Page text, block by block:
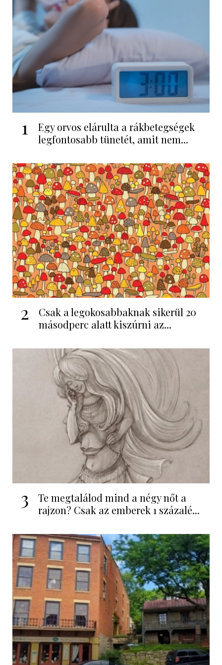
1
Egy orvos elárulta a rákbetegségek
legfontosabb tünetét, amit nem...
2
Csak a legokosabbaknak sikerül 20
másodperc alatt kiszúrni az...
3
Te megtalálod mind a négy nőt a
rajzon? Csak az emberek 1 százalé...